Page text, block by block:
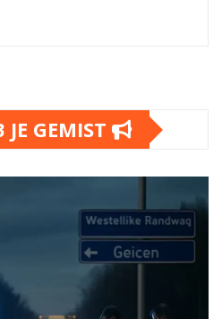
JE GEMIST